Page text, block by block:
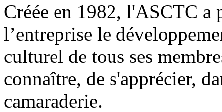
Créée en 1982, l'ASCTC a
l’entreprise le
culturel de tous ses
connaître, de s'apprécier,
camaraderie.